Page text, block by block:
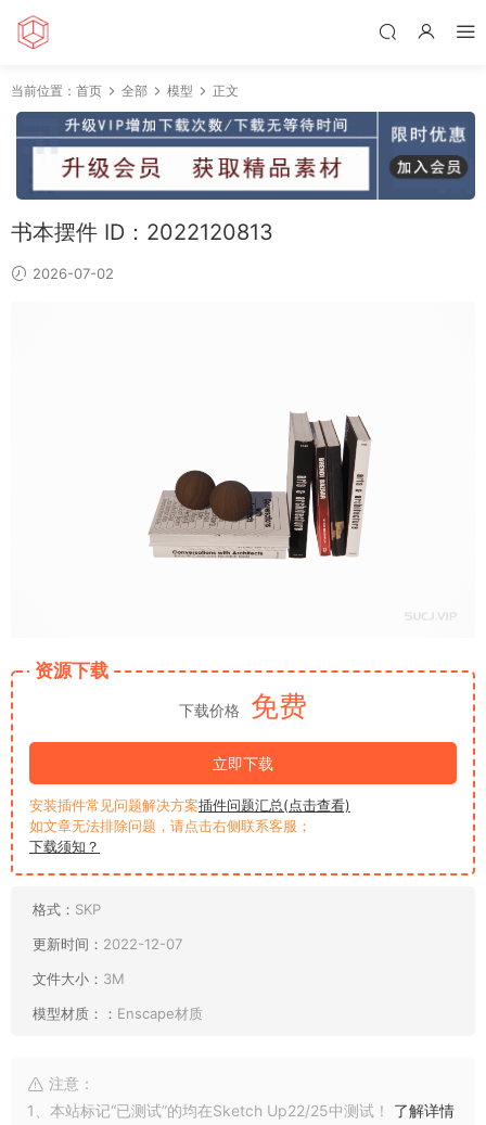
当前位置： 首页 全部 模型 正文
书本摆件 ID：2022120813
2026-07-02
资源下载
下载价格 免费
立即下载
安装插件常见问题解决方案插件问题汇总(点击查看)
如文章无法排除问题，请点击右侧联系客服；
下载须知？
格式： SKP
更新时间： 2022-12-07
文件大小： 3M
模型材质：： Enscape材质
注意：
1、本站标记“已测试”的均在Sketch Up22/25中测试！ 了解详情